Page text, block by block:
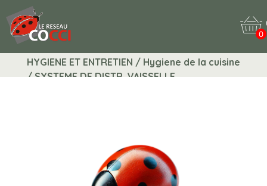
0
HYGIENE ET ENTRETIEN / Hygiene de la cuisine
/ SYSTEME DE DISTR. VAISSELLE